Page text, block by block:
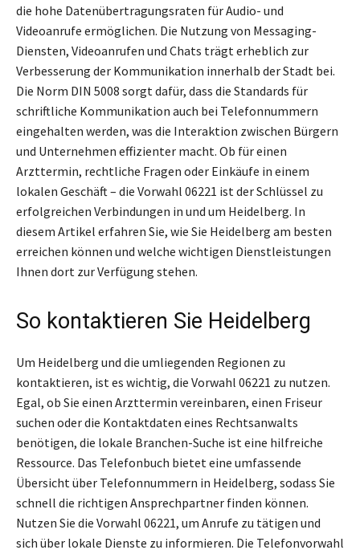
die hohe Datenübertragungsraten für Audio- und
Videoanrufe ermöglichen. Die Nutzung von Messaging-
Diensten, Videoanrufen und Chats trägt erheblich zur
Verbesserung der Kommunikation innerhalb der Stadt bei.
Die Norm DIN 5008 sorgt dafür, dass die Standards für
schriftliche Kommunikation auch bei Telefonnummern
eingehalten werden, was die Interaktion zwischen Bürgern
und Unternehmen effizienter macht. Ob für einen
Arzttermin, rechtliche Fragen oder Einkäufe in einem
lokalen Geschäft – die Vorwahl 06221 ist der Schlüssel zu
erfolgreichen Verbindungen in und um Heidelberg. In
diesem Artikel erfahren Sie, wie Sie Heidelberg am besten
erreichen können und welche wichtigen Dienstleistungen
Ihnen dort zur Verfügung stehen.
So kontaktieren Sie Heidelberg
Um Heidelberg und die umliegenden Regionen zu
kontaktieren, ist es wichtig, die Vorwahl 06221 zu nutzen.
Egal, ob Sie einen Arzttermin vereinbaren, einen Friseur
suchen oder die Kontaktdaten eines Rechtsanwalts
benötigen, die lokale Branchen-Suche ist eine hilfreiche
Ressource. Das Telefonbuch bietet eine umfassende
Übersicht über Telefonnummern in Heidelberg, sodass Sie
schnell die richtigen Ansprechpartner finden können.
Nutzen Sie die Vorwahl 06221, um Anrufe zu tätigen und
sich über lokale Dienste zu informieren. Die Telefonvorwahl